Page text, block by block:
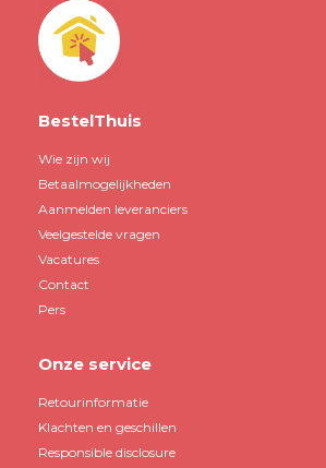
BestelThuis
Wie zijn wij
Betaalmogelijkheden
Aanmelden leveranciers
Veelgestelde vragen
Vacatures
Contact
Pers
Onze service
Retourinformatie
Klachten en geschillen
Responsible disclosure